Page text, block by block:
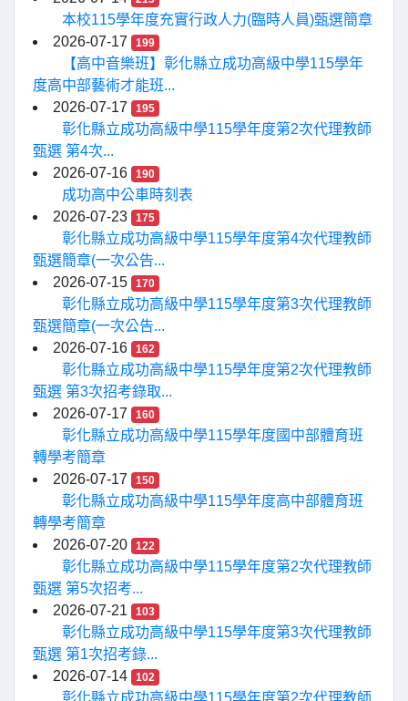
本校115學年度充實行政人力(臨時人員)甄選簡章
2026-07-17
199
【高中音樂班】彰化縣立成功高級中學115學年
度高中部藝術才能班...
2026-07-17
195
彰化縣立成功高級中學115學年度第2次代理教師
甄選 第4次...
2026-07-16
190
成功高中公車時刻表
2026-07-23
175
彰化縣立成功高級中學115學年度第4次代理教師
甄選簡章(一次公告...
2026-07-15
170
彰化縣立成功高級中學115學年度第3次代理教師
甄選簡章(一次公告...
2026-07-16
162
彰化縣立成功高級中學115學年度第2次代理教師
甄選 第3次招考錄取...
2026-07-17
160
彰化縣立成功高級中學115學年度國中部體育班
轉學考簡章
2026-07-17
150
彰化縣立成功高級中學115學年度高中部體育班
轉學考簡章
2026-07-20
122
彰化縣立成功高級中學115學年度第2次代理教師
甄選 第5次招考...
2026-07-21
103
彰化縣立成功高級中學115學年度第3次代理教師
甄選 第1次招考錄...
2026-07-14
102
彰化縣立成功高級中學115學年度第2次代理教師